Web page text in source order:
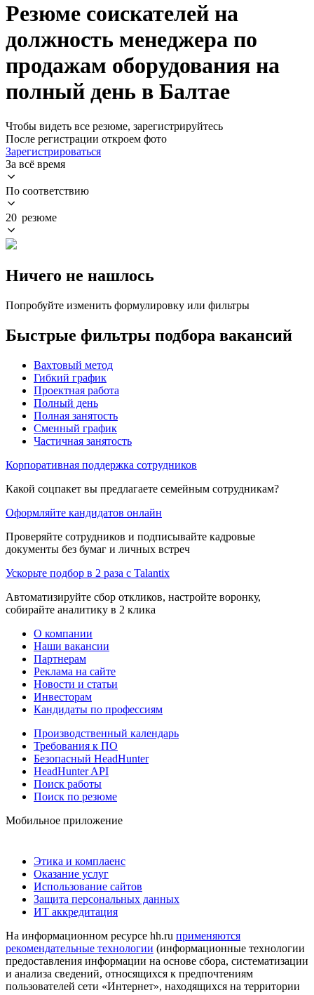
Резюме соискателей на
должность менеджера по
продажам оборудования на
полный день в Балтае
Чтобы видеть все резюме, зарегистрируйтесь
После регистрации откроем фото
Зарегистрироваться
За всё время
По соответствию
20 резюме
Ничего не нашлось
Попробуйте изменить формулировку или фильтры
Быстрые фильтры подбора вакансий
Вахтовый метод
Гибкий график
Проектная работа
Полный день
Полная занятость
Сменный график
Частичная занятость
Корпоративная поддержка сотрудников
Какой соцпакет вы предлагаете семейным сотрудникам?
Оформляйте кандидатов онлайн
Проверяйте сотрудников и подписывайте кадровые
документы без бумаг и личных встреч
Ускорьте подбор в 2 раза с Talantix
Автоматизируйте сбор откликов, настройте воронку,
собирайте аналитику в 2 клика
О компании
Наши вакансии
Партнерам
Реклама на сайте
Новости и статьи
Инвесторам
Кандидаты по профессиям
Производственный календарь
Требования к ПО
Безопасный HeadHunter
HeadHunter API
Поиск работы
Поиск по резюме
Мобильное приложение
Этика и комплаенс
Оказание услуг
Использование сайтов
Защита персональных данных
ИТ аккредитация
На информационном ресурсе hh.ru применяются
рекомендательные технологии (информационные технологии
предоставления информации на основе сбора, систематизации
и анализа сведений, относящихся к предпочтениям
пользователей сети «Интернет», находящихся на территории